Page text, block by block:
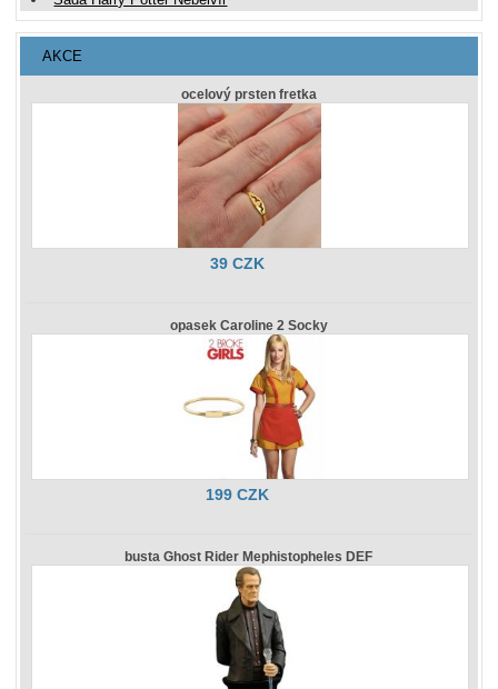
AKCE
ocelový prsten fretka
39 CZK
opasek Caroline 2 Socky
199 CZK
busta Ghost Rider Mephistopheles DEF